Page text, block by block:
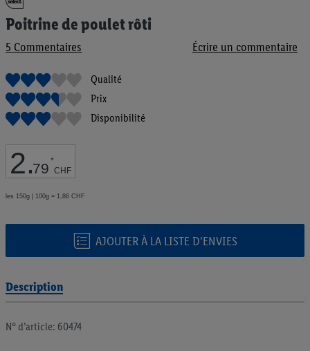
Poitrine de poulet rôti
5 Commentaires Écrire un commentaire
Qualité
Prix
Disponibilité
2.79 *
CHF
les 150g | 100g = 1,86 CHF
AJOUTER À LA LISTE D’ENVIES
au
début
la
d’images
Description
N° d’article: 60474